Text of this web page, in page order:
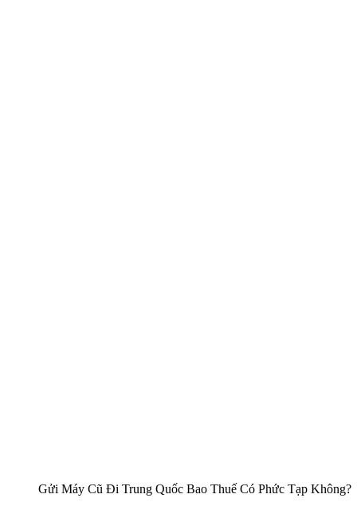
Gửi Máy Cũ Đi Trung Quốc Bao Thuế Có Phức Tạp Không?